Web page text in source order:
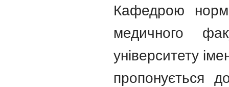
Кафедрою
медичного
університету
пропонується